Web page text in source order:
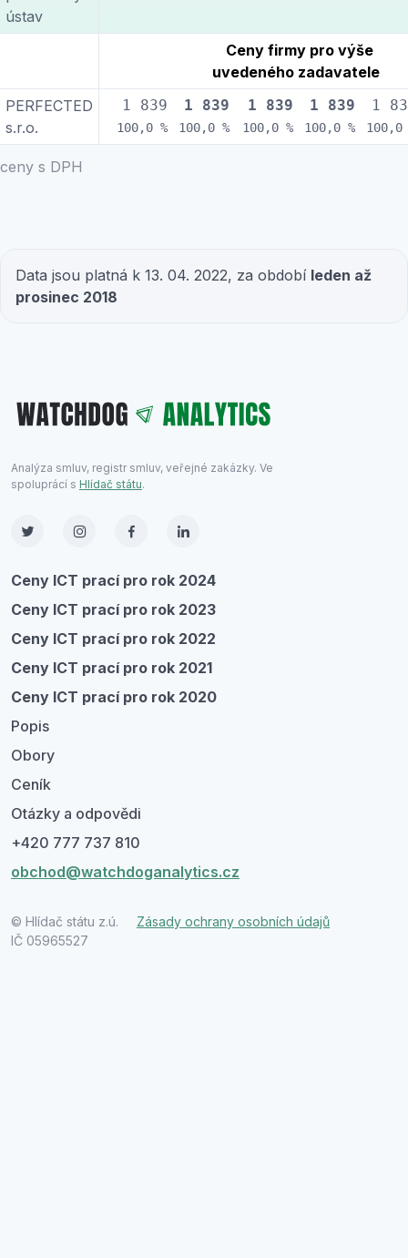
ceny s DPH
ústav
Ceny firmy pro výše
uvedeného zadavatele
PERFECTED
s.r.o.
1 839
100,0 %
1 839
100,0 %
1 839
100,0 %
1 839
100,0 %
1
100,0
Data jsou platná k 13. 04. 2022, za období leden až
prosinec 2018
Analýza smluv, registr smluv, veřejné zakázky. Ve
spoluprácí s Hlídač státu.
Ceny ICT prací pro rok 2024
Ceny ICT prací pro rok 2023
Ceny ICT prací pro rok 2022
Ceny ICT prací pro rok 2021
Ceny ICT prací pro rok 2020
Popis
Obory
Ceník
Otázky a odpovědi
+420 777 737 810
obchod@watchdoganalytics.cz
© Hlídač státu z.ú. Zásady ochrany osobních údajů
IČ 05965527